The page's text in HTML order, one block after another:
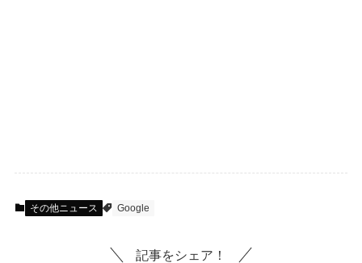
その他ニュース Google
記事をシェア！